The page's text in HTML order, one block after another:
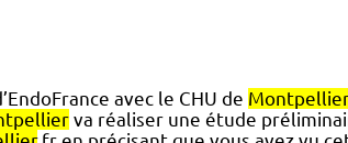
avec le CHU de
va réaliser une étude